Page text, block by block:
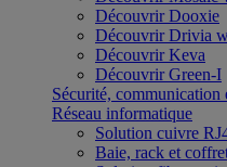
Découvrir Dooxie
Découvrir Drivia
Découvrir Keva
Découvrir Green-I
Sécurité, communication
Réseau informatique
Solution cuivre
Baie, rack et